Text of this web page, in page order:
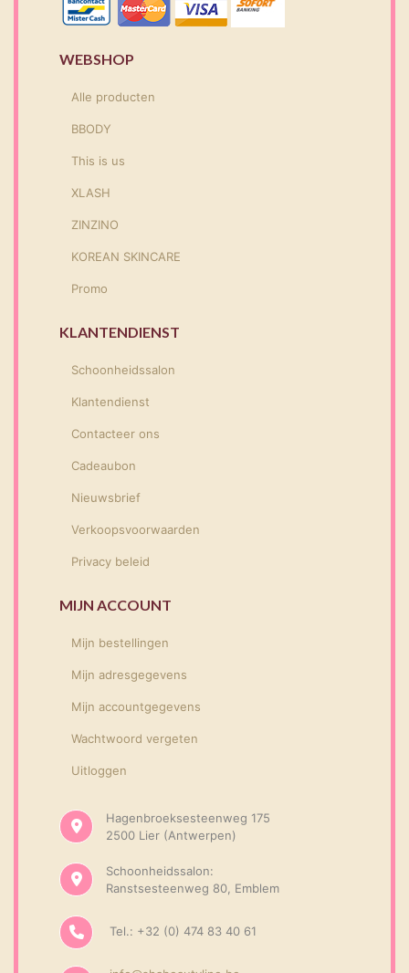
WEBSHOP
Alle producten
BBODY
This is us
XLASH
ZINZINO
KOREAN SKINCARE
Promo
KLANTENDIENST
Schoonheidssalon
Klantendienst
Contacteer ons
Cadeaubon
Nieuwsbrief
Verkoopsvoorwaarden
Privacy beleid
MIJN ACCOUNT
Mijn bestellingen
Mijn adresgegevens
Mijn accountgegevens
Wachtwoord vergeten
Uitloggen
Hagenbroeksesteenweg 175
2500 Lier (Antwerpen)
Schoonheidssalon:
Ranstsesteenweg 80, Emblem
Tel.: +32 (0) 474 83 40 61